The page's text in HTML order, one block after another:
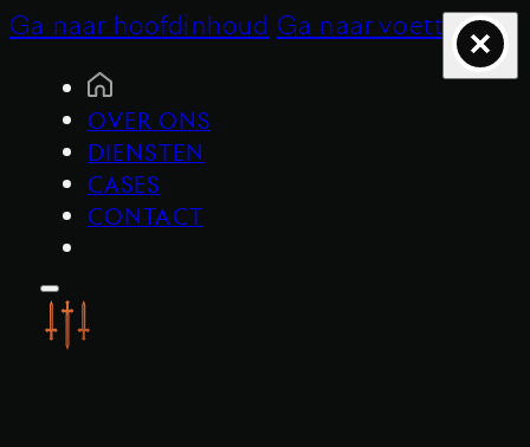
Ga naar hoofdinhoud Ga naar voettekst
OVER ONS
DIENSTEN
CASES
CONTACT